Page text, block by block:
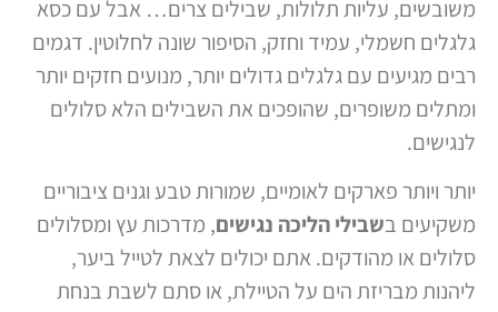
משובשים, עליות תלולות, שבילים צרים… אבל עם כסא
גלגלים חשמלי, עמיד וחזק, הסיפור שונה לחלוטין. דגמים
רבים מגיעים עם גלגלים גדולים יותר, מנועים חזקים יותר
ומתלים משופרים, שהופכים את השבילים הלא סלולים
לנגישים.
יותר ויותר פארקים לאומיים, שמורות טבע וגנים ציבוריים
משקיעים ב שבילי הליכה נגישים, מדרכות עץ ומסלולים
סלולים או מהודקים. אתם יכולים לצאת לטייל ביער,
ליהנות מבריזת הים על הטיילת, או סתם לשבת בנחת